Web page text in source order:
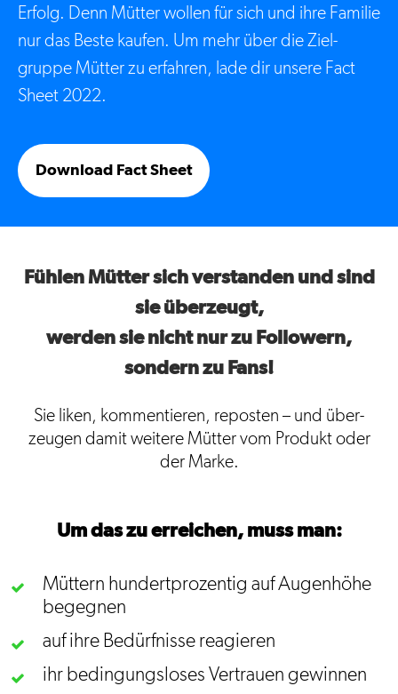
Erfolg. Denn Mütter wollen für sich und ihre Familie
nur das Beste kaufen. Um mehr über die Ziel­
gruppe Mütter zu erfahren, lade dir unsere Fact
Sheet 2022.
Download Fact Sheet
Fühlen Mütter sich verstanden und sind
sie überzeugt,
werden sie nicht nur zu Followern,
sondern zu Fans!
Sie liken, kommentieren, reposten – und über­
zeugen damit weitere Mütter vom Produkt oder
der Marke.
Um das zu erreichen, muss man:
Müttern hundert­prozentig auf Augen­höhe
begegnen
auf ihre Bedürf­nisse reagieren
ihr bedingungs­loses Vertrauen gewinnen